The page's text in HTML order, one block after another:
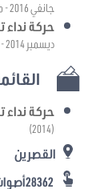
جانفي 2016 - ماي 2016
حركة
ديسمبر 2014 - جانفي 2016
حركة
(2014)
القصرين